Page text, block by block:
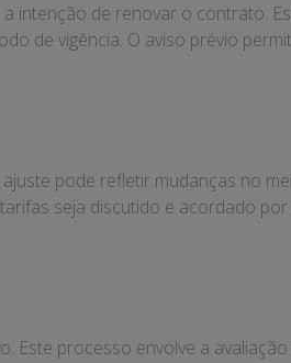
intenção de renovar o contrato.
de vigência. O aviso prévio
pode refletir mudanças no
seja discutido e acordado
Este processo envolve a